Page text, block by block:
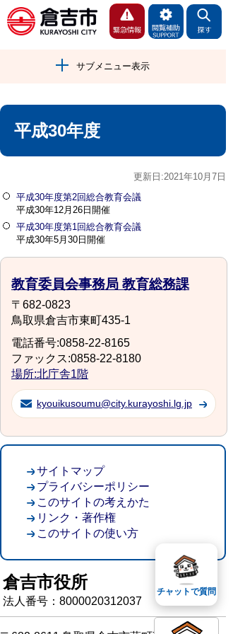
サブメニュー表示
平成30年度
更新日:2021年10月7日
平成30年度第2回総合教育会議
平成30年12月26日開催
平成30年度第1回総合教育会議
平成30年5月30日開催
教育委員会事務局 教育総務課
〒682-0823
鳥取県倉吉市東町435-1
電話番号:0858-22-8165
ファックス:0858-22-8180
場所:北庁舎1階
kyouikusoumu@city.kurayoshi.lg.jp
サイトマップ
プライバシーポリシー
このサイトの考えかた
リンク・著作権
このサイトの使い方
倉吉市役所
法人番号：8000020312037
チャットで質問